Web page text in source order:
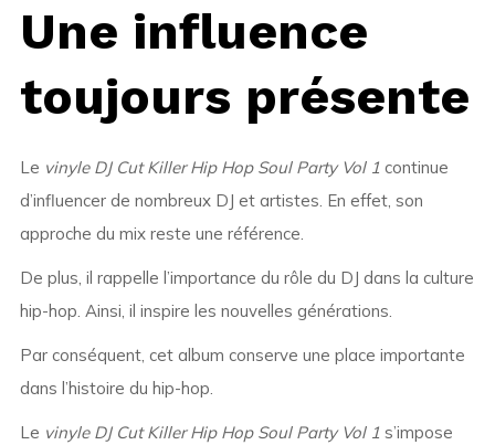
Une influence
toujours présente
Le vinyle DJ Cut Killer Hip Hop Soul Party Vol 1 continue
d’influencer de nombreux DJ et artistes. En effet, son
approche du mix reste une référence.
De plus, il rappelle l’importance du rôle du DJ dans la culture
hip-hop. Ainsi, il inspire les nouvelles générations.
Par conséquent, cet album conserve une place importante
dans l’histoire du hip-hop.
Le vinyle DJ Cut Killer Hip Hop Soul Party Vol 1 s’impose